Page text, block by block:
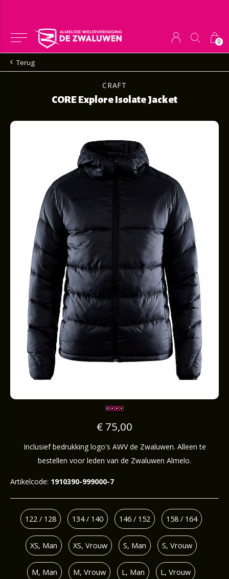
0
Terug
CRAFT
CORE Explore Isolate Jacket
€ 75,00
Inclusief bedrukking logo's AWV de Zwaluwen. Alleen te
bestellen voor leden van de Zwaluwen Almelo.
Artikelcode: 1910390-999000-7
122 / 128 134 / 140 146 / 152 158 / 164
XS, Man XS, Vrouw S, Man S, Vrouw
M, Man M, Vrouw L, Man L, Vrouw